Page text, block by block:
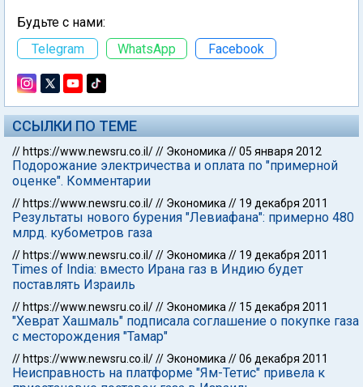
Будьте с нами:
Telegram
WhatsApp Facebook
ССЫЛКИ ПО ТЕМЕ
// https://www.newsru.co.il/// Экономика //05 января 2012
Подорожание электричества и оплата по "примерной
оценке". Комментарии
// https://www.newsru.co.il/// Экономика // 19 декабря 2011
Результаты нового бурения "Левиафана": примерно 480
млрд. кубометров газа
// https://www.newsru.co.il/// Экономика // 19 декабря 2011
Times of India: вместо Ирана газ в Индию будет
поставлять Израиль
// https://www.newsru.co.il/// Экономика // 15 декабря 2011
"Хеврат Хашмаль" подписала соглашение о покупке газа
с месторождения "Тамар"
// https://www.newsru.co.il/// Экономика //06 декабря 2011
Неисправность на платформе "Ям-Тетис" привела к